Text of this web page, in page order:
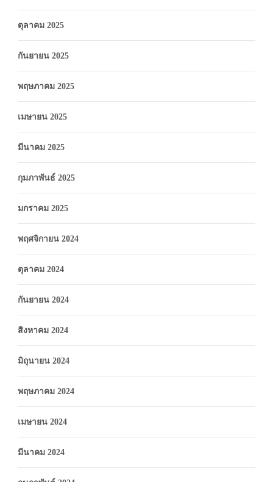
ตุลาคม 2025
กันยายน 2025
พฤษภาคม 2025
เมษายน 2025
มีนาคม 2025
กุมภาพันธ์ 2025
มกราคม 2025
พฤศจิกายน 2024
ตุลาคม 2024
กันยายน 2024
สิงหาคม 2024
มิถุนายน 2024
พฤษภาคม 2024
เมษายน 2024
มีนาคม 2024